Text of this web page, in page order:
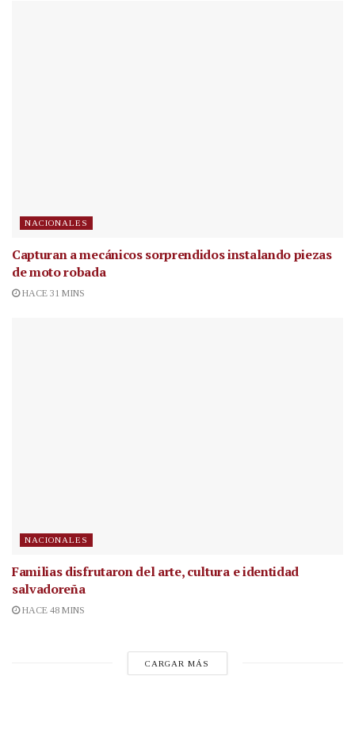
NACIONALES
Capturan a mecánicos sorprendidos instalando piezas
de moto robada
HACE 31 MINS
NACIONALES
Familias disfrutaron del arte, cultura e identidad
salvadoreña
HACE 48 MINS
CARGAR MÁS